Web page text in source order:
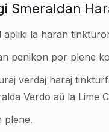
Smeraldan
apliki la haran
penikon por plene
verdaj haraj
Verdo aŭ la Lime
plene.